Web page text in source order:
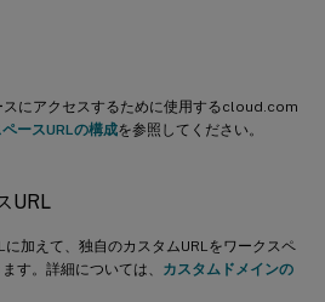
スにアクセスするために使用するcloud.com
ースURLの構成を参照してください。
URL
加えて、独自のカスタムURLをワークスペ
す。詳細については、 カスタムドメインの